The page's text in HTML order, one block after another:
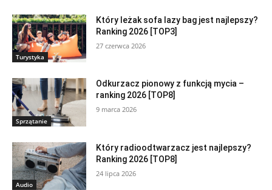
Turystyka
Który leżak sofa lazy bag jest najlepszy?
Ranking 2026 [TOP3]
27 czerwca 2026
Sprzątanie
Odkurzacz pionowy z funkcją mycia –
ranking 2026 [TOP8]
9 marca 2026
Audio
Który radioodtwarzacz jest najlepszy?
Ranking 2026 [TOP8]
24 lipca 2026